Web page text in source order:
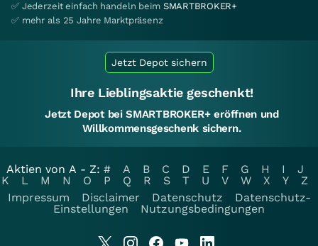
✅ Jederzeit einfach handeln beim SMARTBROKER+
✅ mehr als 25 Jahre Marktpräsenz
Jetzt Depot sichern
Ihre Lieblingsaktie geschenkt!
Jetzt Depot bei SMARTBROKER+ eröffnen und
Willkommensgeschenk sichern.
Aktien von A - Z: # A B C D E F G H I
J
K
L M N O P Q R S T U V W X Y
Z
Impressum
Disclaimer Datenschutz
Datenschutz-
Einstellungen
Nutzungsbedingungen